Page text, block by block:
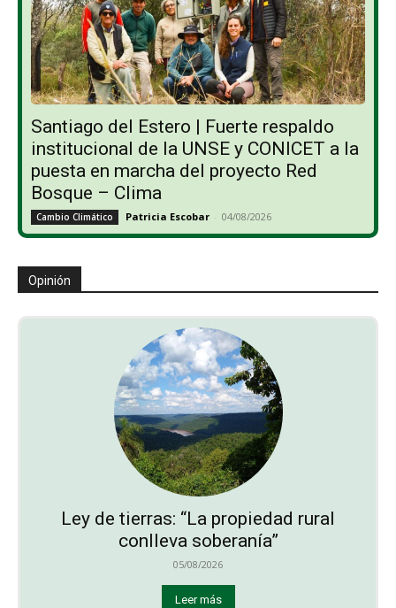
Santiago del Estero | Fuerte respaldo
institucional de la UNSE y CONICET a la
puesta en marcha del proyecto Red
Bosque – Clima
Cambio Climático Patricia Escobar - 04/08/2026
Opinión
Ley de tierras: “La propiedad rural
conlleva soberanía”
05/08/2026
Leer más